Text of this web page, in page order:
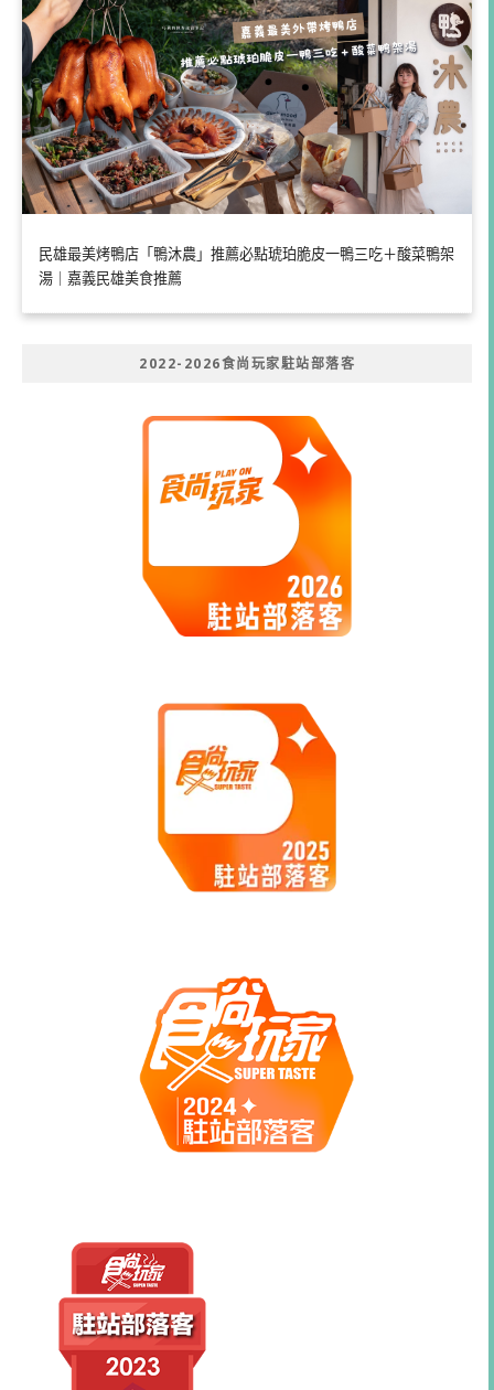
民雄最美烤鴨店「鴨沐農」推薦必點琥珀脆皮一鴨三吃＋酸菜鴨架
湯｜嘉義民雄美食推薦
2022-2026食尚玩家駐站部落客